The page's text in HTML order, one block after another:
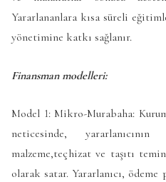
Yararlananlara kısa süreli
yönetimine katkı sağlanır.
Finansman modelleri:
Model 1: Mikro-Murabaha:
neticesinde,
malzeme,teçhizat ve taşıtı
olarak satar. Yararlanıcı,